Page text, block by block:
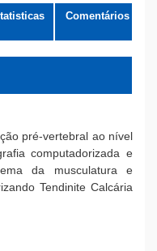
Comentários
pré-vertebral ao nível
computadorizada e
da musculatura e
Tendinite Calcária